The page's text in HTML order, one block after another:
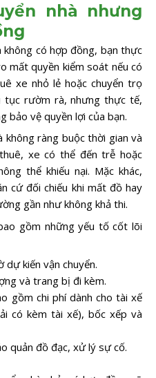
nhà nhưng
không có hợp đồng, bạn thực
mất quyền kiểm soát nếu có
xe nhỏ lẻ hoặc chuyển trọ
rườm rà, nhưng thực tế,
bảo vệ quyền lợi của bạn.
ràng buộc thời gian và
xe có thể đến trễ hoặc
thể khiếu nại. Mặc khác,
cứ đối chiếu khi mất đồ hay
gần như không khả thi.
gồm những yếu tố cốt lõi
dự kiến vận chuyển.
và trang bị đi kèm.
gồm chi phí dành cho tài xế
có kèm tài xế), bốc xếp và
quản đồ đạc, xử lý sự cố.